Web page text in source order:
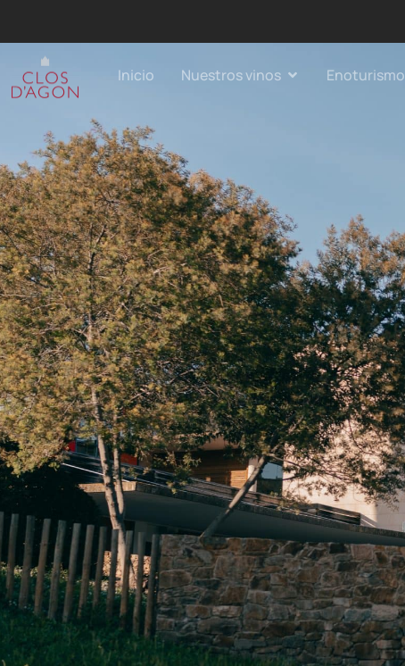
Inicio Nuestros vinos Enoturismo